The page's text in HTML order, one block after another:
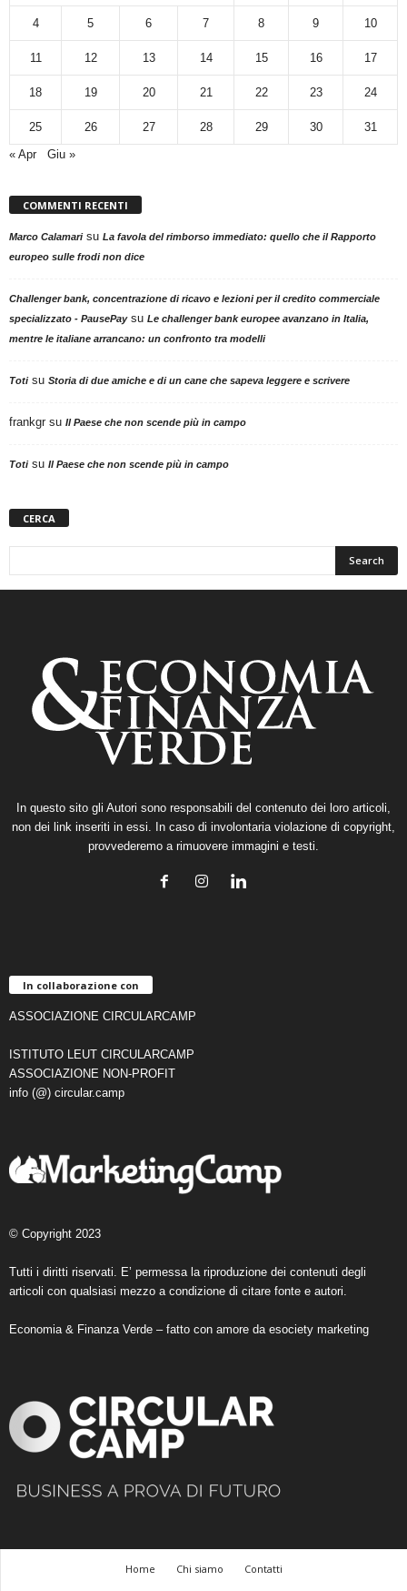
4 5 6 7 8 9 10
11 12 13 14 15 16 17
18 19 20 21 22 23 24
25 26 27 28 29 30
31
« Apr
Giu »
COMMENTI RECENTI
Marco Calamarisu La favola del rimborso immediato: quello che il Rapporto
europeo sulle frodi non dice
Challenger bank, concentrazione di ricavo e lezioni per il credito commerciale
specializzato - PausePaysu Le challenger bank europee avanzano in Italia,
mentre le italiane arrancano: un confronto tra modelli
Totisu Storia di due amiche e di un cane che sapeva leggere e scrivere
frankgr su Il Paese che non scende più in campo
Totisu Il Paese che non scende più in campo
CERCA
In questo sito gli Autori sono responsabili del contenuto dei loro articoli,
non dei link inseriti in essi. In caso di involontaria violazione di copyright,
provvederemo a rimuovere immagini e testi.
In collaborazione con
ASSOCIAZIONE CIRCULARCAMP
ISTITUTO LEUT CIRCULARCAMP
ASSOCIAZIONE NON-PROFIT
info (@) circular.camp
© Copyright 2023
Tutti i diritti riservati. E’ permessa la riproduzione dei contenuti degli
articoli con qualsiasi mezzo a condizione di citare fonte e autori.
Economia & Finanza Verde – fatto con amore da esociety marketing
Home Chi siamo
Contatti